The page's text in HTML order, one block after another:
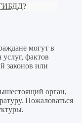
ГИБДД?
могут в
услуг, фактов
законов или
орган,
Пожаловаться